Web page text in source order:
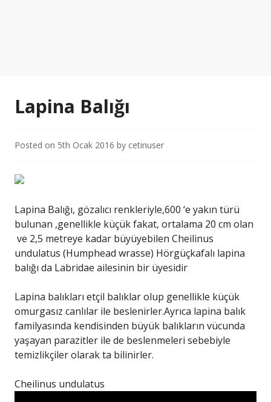
Lapina Balığı
Posted on 5th Ocak 2016 by cetinuser
Lapina Balığı, gözalıcı renkleriyle,600 ‘e yakın türü
bulunan ,genellikle küçük fakat, ortalama 20 cm olan
ve 2,5 metreye kadar büyüyebilen Cheilinus
undulatus (Humphead wrasse) Hörgüçkafalı lapina
balığı da Labridae ailesinin bir üyesidir
Lapina balıkları etçil balıklar olup genellikle küçük
omurgasız canlılar ile beslenirler.Ayrıca lapina balık
familyasında kendisinden büyük balıkların vücunda
yaşayan parazitler ile de beslenmeleri sebebiyle
temizlikçiler olarak ta bilinirler.
Cheilinus undulatus